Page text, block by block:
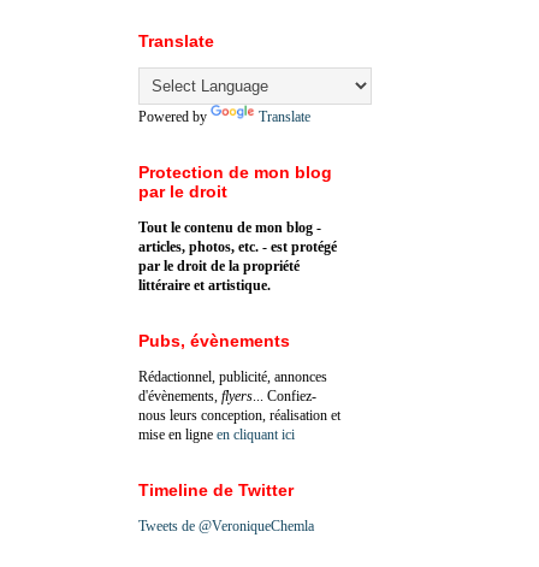
Translate
Powered by Translate
Protection de mon blog
par le droit
Tout le contenu de mon blog -
articles, photos, etc. - est protégé
par le droit de la propriété
littéraire et artistique.
Pubs, évènements
Rédactionnel, publicité, annonces
d'évènements, flyers ... Confiez-
nous leurs conception, réalisation et
mise en ligne en cliquant ici
Timeline de Twitter
Tweets de @VeroniqueChemla